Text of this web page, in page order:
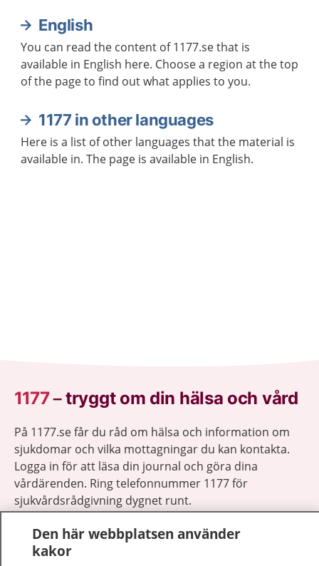
English
You can read the content of 1177.se that is
available in English here. Choose a region at the top
of the page to find out what applies to you.
1177 in other languages
Here is a list of other languages that the material is
available in. The page is available in English.
1177–tryggt om din hälsa och vård
På 1177.se får du råd om hälsa och information om
sjukdomar och vilka mottagningar du kan kontakta.
Logga in för att läsa din journal och göra dina
vårdärenden. Ring telefonnummer 1177 för
sjukvårdsrådgivning dygnet runt.
1177 ger dig råd när du vill må bättre.
Den här webbplatsen använder
kakor